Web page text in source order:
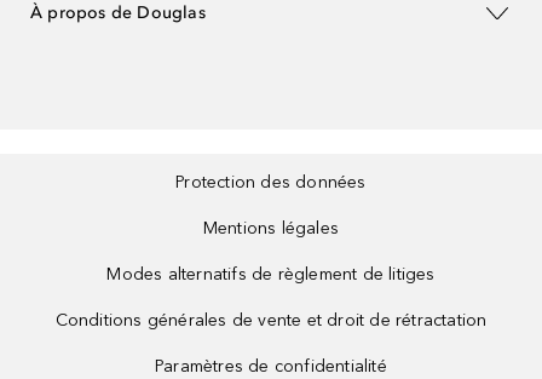
À propos de Douglas
Protection des données
Mentions légales
Modes alternatifs de règlement de litiges
Conditions générales de vente et droit de rétractation
Paramètres de confidentialité